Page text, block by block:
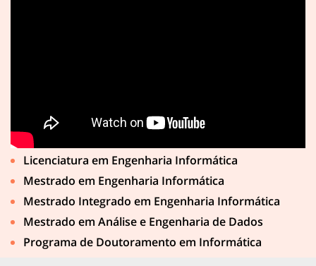
Licenciatura em Engenharia Informática
Mestrado em Engenharia Informática
Mestrado Integrado em Engenharia Informática
Mestrado em Análise e Engenharia de Dados
Programa de Doutoramento em Informática